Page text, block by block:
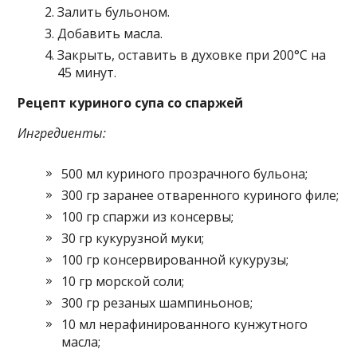
Залить бульоном.
Добавить масла.
Закрыть, оставить в духовке при 200°С на
45 минут.
Рецепт куриного супа со спаржей
Ингредиенты:
500 мл куриного прозрачного бульона;
300 гр заранее отваренного куриного филе;
100 гр спаржи из консервы;
30 гр кукурузной муки;
100 гр консервированной кукурузы;
10 гр морской соли;
300 гр резаных шампиньонов;
10 мл нерафинированного кунжутного
масла;